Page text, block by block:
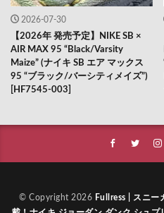
2026-07-30
【2026年 発売予定】NIKE SB ×
AIR MAX 95 “Black/Varsity
Maize” (ナイキ SB エア マックス
95 “ブラック/バーシティメイズ”)
[HF7545-003]
© Copyright 2026 Fullress | スニー